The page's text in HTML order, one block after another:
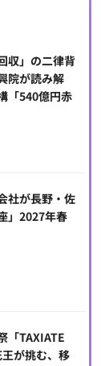
収」の二律背
院が読み解
「540億円赤
社が長野・佐
」2027年春
「TAXIATE
が挑む、移